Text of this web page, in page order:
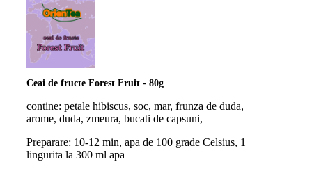
Ceai de fructe Forest Fruit - 80g
contine: petale hibiscus, soc, mar, frunza de duda,
arome, duda, zmeura, bucati de capsuni,
Preparare: 10-12 min, apa de 100 grade Celsius, 1
lingurita la 300 ml apa